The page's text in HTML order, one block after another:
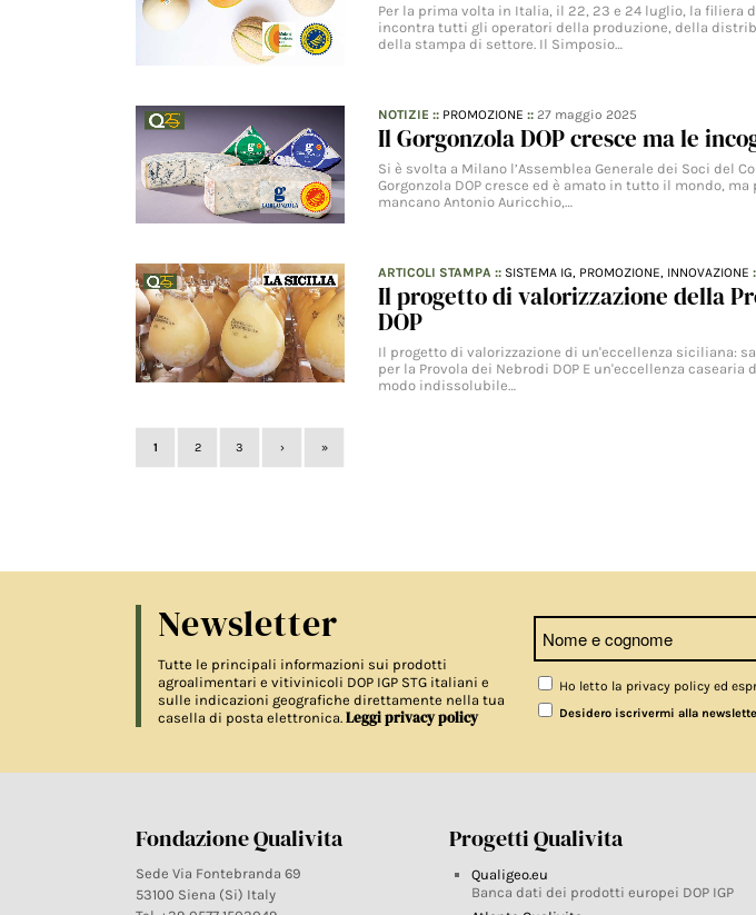
Per la prima volta in Italia, il 22, 23 e 24 luglio, la filiera
incontra tutti gli operatori della produzione, della
della stampa di settore. Il Simposio…
NOTIZIE :: PROMOZIONE ::27 maggio 2025
Il Gorgonzola DOP cresce ma le
Si è svolta a Milano l’Assemblea Generale dei Soci del
Gorgonzola DOP cresce ed è amato in tutto il mondo,
mancano Antonio Auricchio,…
ARTICOLI STAMPA :: SISTEMA IG, PROMOZIONE, INNOVAZIONE
Il progetto di valorizzazione della
DOP
Il progetto di valorizzazione di un'eccellenza siciliana:
per la Provola dei Nebrodi DOP E un'eccellenza
modo indissolubile…
1 2 3 › »
Newsletter
Tutte le principali informazioni sui prodotti
agroalimentari e vitivinicoli DOP IGP STG italiani e
sulle indicazioni geografiche direttamente nella tua
casella di posta elettronica. Leggi privacy policy
Ho letto la privacy policy ed
Desidero iscrivermi alla
Fondazione Qualivita
Sede Via Fontebranda 69
53100 Siena (Si) Italy
Progetti Qualivita
Qualigeo.eu
Banca dati dei prodotti europei DOP IGP